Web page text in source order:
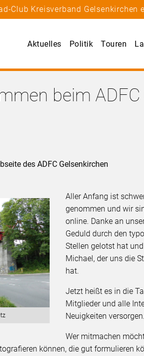
Club Kreisverband Gelsenkirchen
Aktuelles Politik Touren
beim
des ADFC Gelsenkirchen
Aller Anfang ist
genommen und wir
online. Danke an
Geduld durch den
Stellen gelotst hat
Michael, der uns die
hat.
Jetzt heißt es in die
Mitglieder und alle
Neuigkeiten versorgen.
Wer mitmachen
können, die gut formulieren